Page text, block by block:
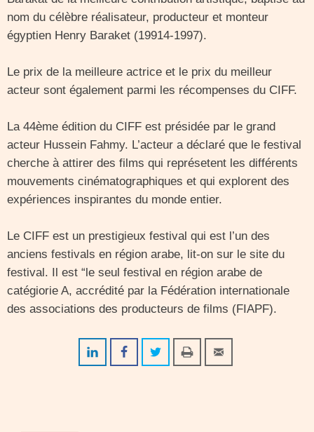
nom du célèbre réalisateur, producteur et monteur
égyptien Henry Baraket (19914-1997).
Le prix de la meilleure actrice et le prix du meilleur
acteur sont également parmi les récompenses du CIFF.
La 44ème édition du CIFF est présidée par le grand
acteur Hussein Fahmy. L’acteur a déclaré que le festival
cherche à attirer des films qui représetent les différents
mouvements cinématographiques et qui explorent des
expériences inspirantes du monde entier.
Le CIFF est un prestigieux festival qui est l’un des
anciens festivals en région arabe, lit-on sur le site du
festival. Il est “le seul festival en région arabe de
catégiorie A, accrédité par la Fédération internationale
des associations des producteurs de films (FIAPF).